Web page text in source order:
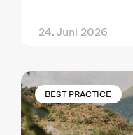
24. Juni 2026
BEST PRACTICE